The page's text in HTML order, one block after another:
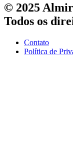
© 2025
Todos os
Contato
Política de